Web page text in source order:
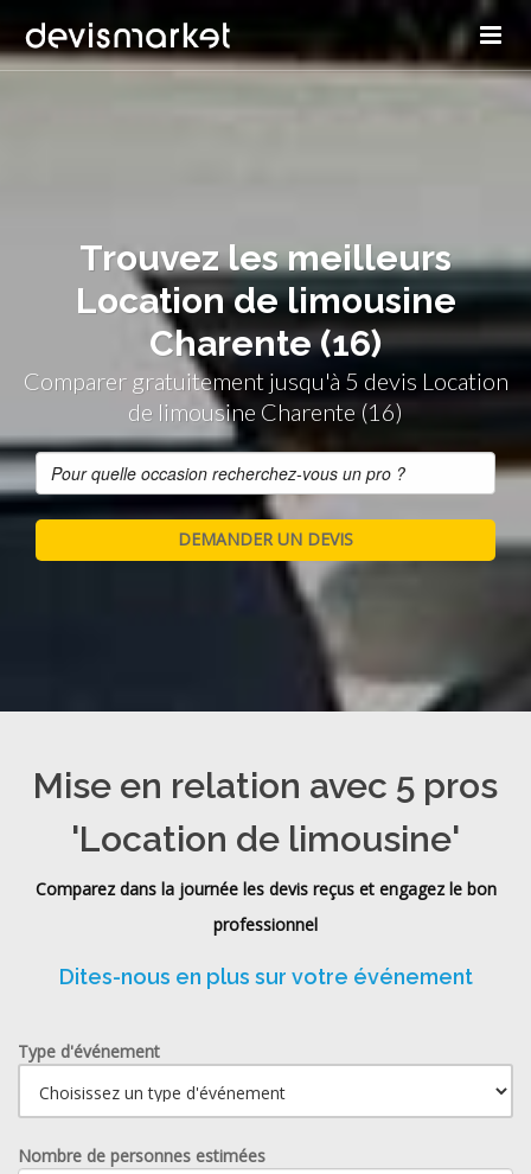
Trouvez les meilleurs
Location de limousine
Charente (16)
Comparer gratuitement jusqu'à 5 devis Location
de limousine Charente (16)
Mise en relation avec 5 pros
'Location de limousine'
Comparez dans la journée les devis reçus et engagez le bon
professionnel
Dites-nous en plus sur votre événement
Type d'événement
Nombre de personnes estimées